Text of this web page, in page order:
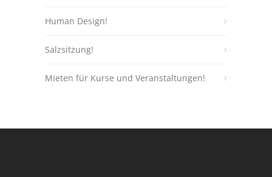
Human Design!
Salzsitzung!
Mieten für Kurse und Veranstaltungen!